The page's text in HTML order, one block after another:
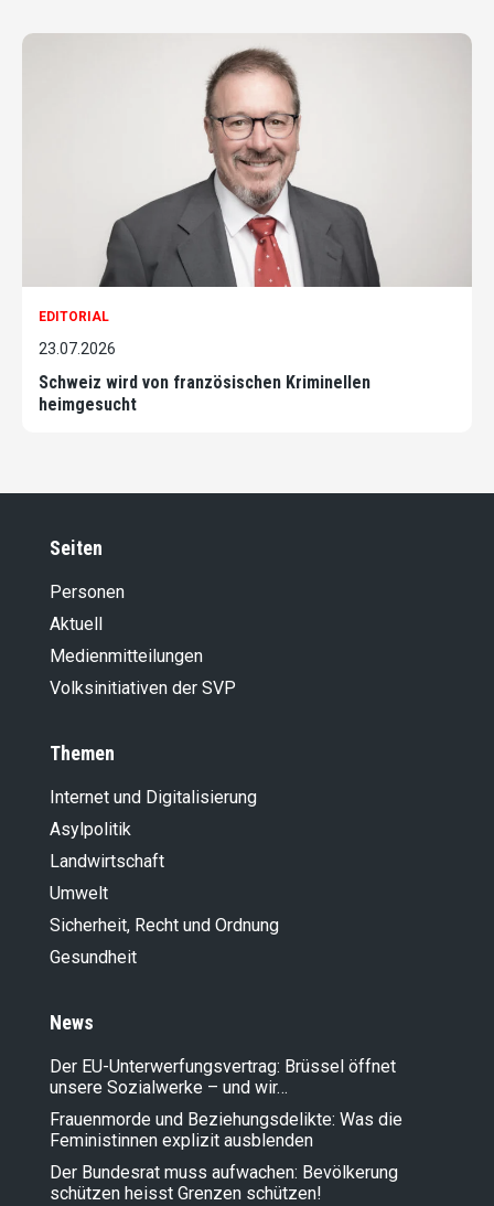
EDITORIAL
23.07.2026
Schweiz wird von französischen Kriminellen
heimgesucht
Seiten
Personen
Aktuell
Medienmitteilungen
Volksinitiativen der SVP
Themen
Internet und Digitalisierung
Asylpolitik
Landwirt­schaft
Umwelt
Sicherheit, Recht und Ordnung
Gesundheit
News
Der EU-Unterwerfungsvertrag: Brüssel öffnet
unsere Sozialwerke – und wir…
Frauenmorde und Beziehungsdelikte: Was die
Feministinnen explizit ausblenden
Der Bundesrat muss aufwachen: Bevölkerung
schützen heisst Grenzen schützen!